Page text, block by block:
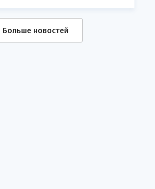
Больше новостей